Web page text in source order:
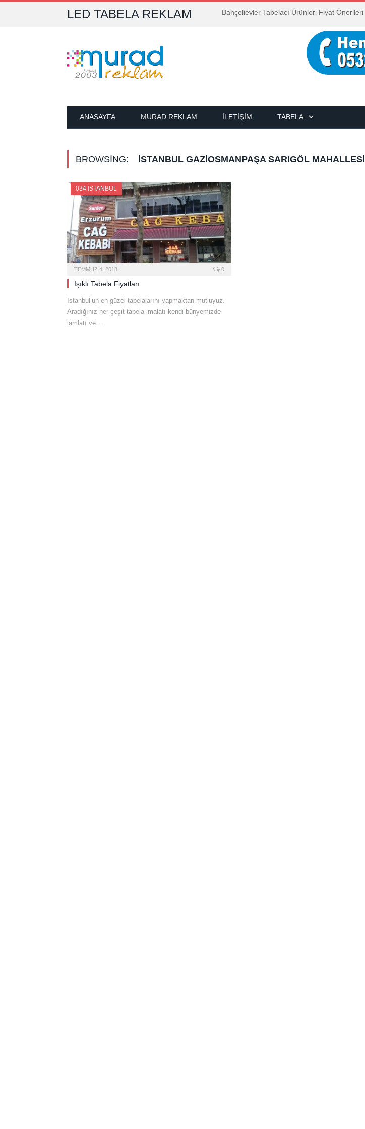
LED TABELA REKLAM Bahçelievler Tabelacı Ürünleri Fiyat Önerileri
ANASAYFA MURAD REKLAM İLETIŞIM TABELA
BROWSING: İSTANBUL GAZIOSMANPAŞA SARIGÖL MAHALLESI
034 İSTANBUL
TEMMUZ 4, 2018 0
Işıklı Tabela Fiyatları
İstanbul’un en güzel tabelalarını yapmaktan mutluyuz.
Aradığınız her çeşit tabela imalatı kendi bünyemizde
iamlatı ve…